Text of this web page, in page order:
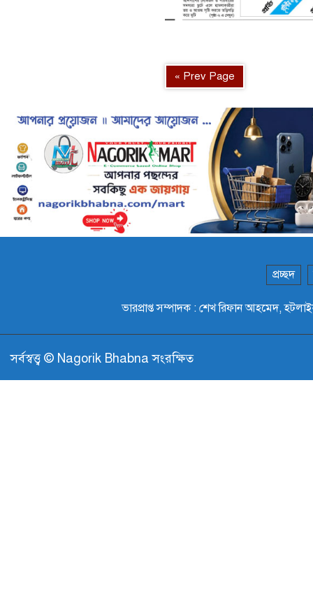
« Prev Page
প্রচ্ছদ
ভারপ্রাপ্ত সম্পাদক : শেখ রিফান আহমেদ,
সর্বস্বত্ত্ব © Nagorik Bhabna সংরক্ষিত